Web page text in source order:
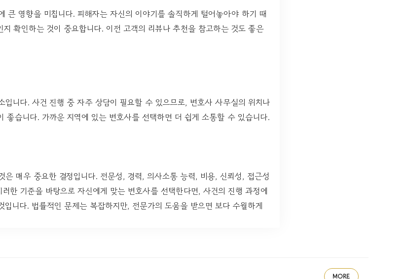
큰 영향을 미칩니다. 피해자는 자신의 이야기를 솔직하게 털어놓아야 하기 때
확인하는 것이 중요합니다. 이전 고객의 리뷰나 추천을 참고하는 것도 좋은
입니다. 사건 진행 중 자주 상담이 필요할 수 있으므로, 변호사 사무실의 위치나
좋습니다. 가까운 지역에 있는 변호사를 선택하면 더 쉽게 소통할 수 있습니다.
은 매우 중요한 결정입니다. 전문성, 경력, 의사소통 능력, 비용, 신뢰성, 접근성
한 기준을 바탕으로 자신에게 맞는 변호사를 선택한다면, 사건의 진행 과정에
니다. 법률적인 문제는 복잡하지만, 전문가의 도움을 받으면 보다 수월하게
MORE